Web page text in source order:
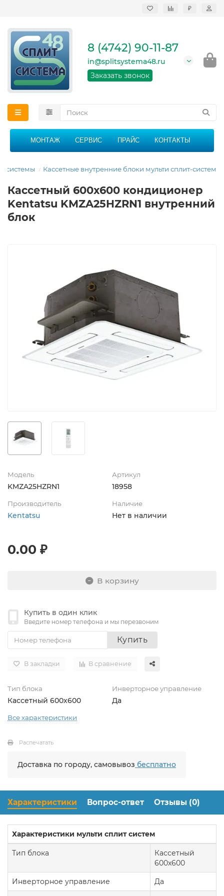
₽
кондиционеров в
области
График работы: 9:00 -
21:00 без перерыва и
8 (4742) 90-11-87
in@splitsystema48.ru
Заказать звонок
МОНТАЖ СЕРВИС ПРАЙС КОНТАКТЫ
системы Кассетные внутренние блоки мульти сплит-систем
Кассетный 600х600 кондиционер
Kentatsu KMZA25HZRN1 внутренний
блок
Модель
KMZA25HZRN1
Артикул
18958
Производитель
Kentatsu
Наличие
Нет в наличии
0.00 ₽
В корзину
Купить в один клик
Введите номер телефона и мы перезвоним
Купить
В закладки В сравнение
Тип блока
Кассетный 600х600
Инверторное управление
Да
Все характеристики
Распечатать
Доставка по городу, самовывоз бесплатно
Характеристики Вопрос-ответ Отзывы (0)
Характеристики мульти сплит систем
Тип блока
Кассетный
600х600
Инверторное управление Да